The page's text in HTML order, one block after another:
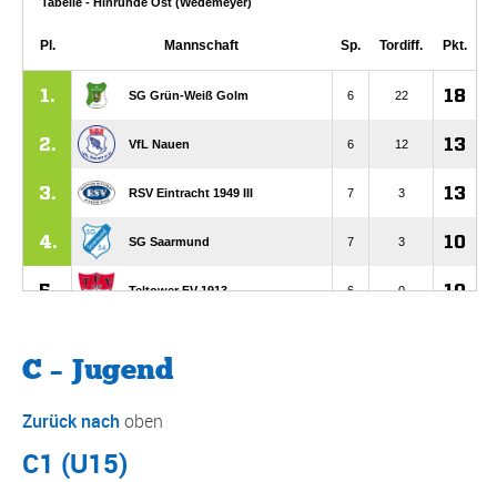
C – Jugend
Zurück nach oben
C1 (U15)